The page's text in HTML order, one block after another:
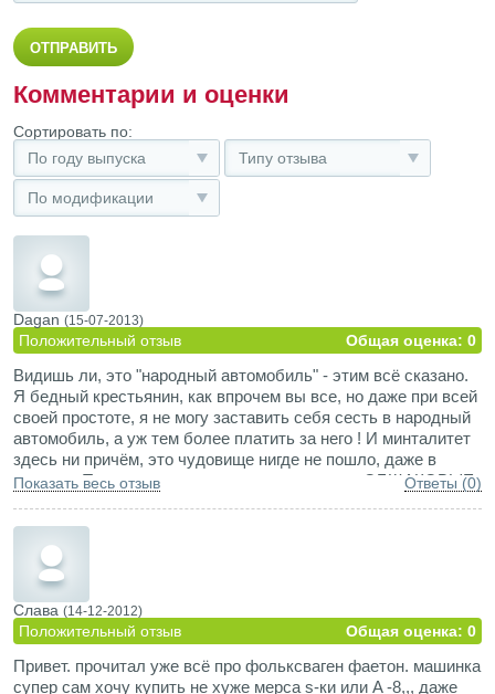
Комментарии и оценки
Сортировать по:
По году выпуска
Типу отзыва
По модификации
Dagan (15-07-2013)
Положительный отзыв Общая оценка: 0
Видишь ли, это "народный автомобиль" - этим всё сказано.
Я бедный крестьянин, как впрочем вы все, но даже при всей
своей простоте, я не могу заставить себя сесть в народный
автомобиль, а уж тем более платить за него ! И минталитет
здесь ни причём, это чудовище нигде не пошло, даже в
немеции.Ты же не купишь трусы с надписью: ОБЩАКОВЫЕ,
ваши аборигенские отзывы - один другого
профессиональнее, ну прямо сброд олигархов ! Собраны
вручную ! Почти Bentley ! Сами себя воплями
подбадриваете ? Уто ездите на внедорожниках, колхозники
и фбровцы, - так и ездийте, а в F не лезьте, ну не ваше ЭТО
!!! Вы бы почитали себя со стороны ! Профаны на сессии.
Показать весь отзыв Ответы (0)
Слава (14-12-2012)
Положительный отзыв Общая оценка: 0
Привет. прочитал уже всё про фольксваген фаетон. машинка
супер сам хочу купить не хуже мерса s-ки или A -8,,, даже